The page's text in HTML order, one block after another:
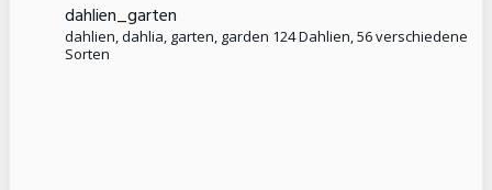
dahlien_garten
dahlien, dahlia, garten, garden 124 Dahlien, 56 verschiedene
Sorten